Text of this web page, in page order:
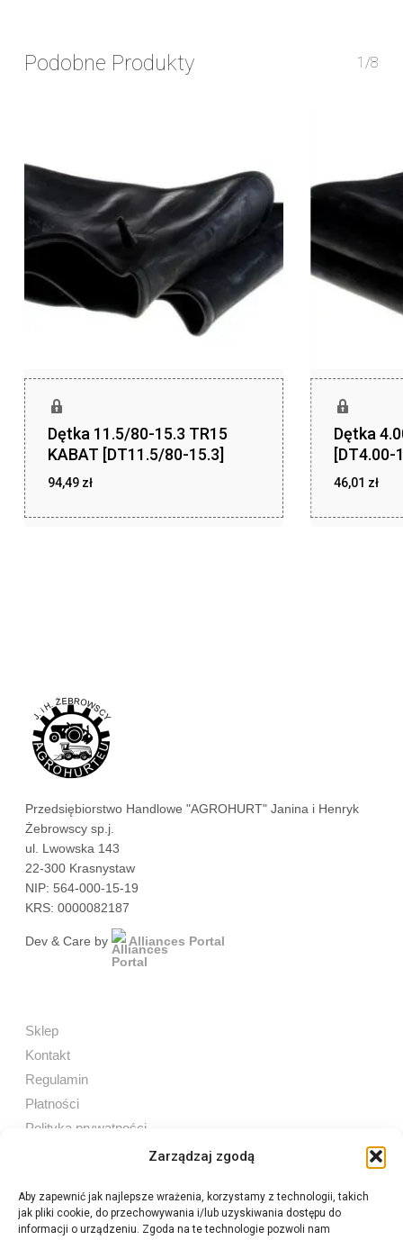
Zarządzaj zgodą
Aby zapewnić jak najlepsze wrażenia, korzystamy z technologii, takich
jak pliki cookie, do przechowywania i/lub uzyskiwania dostępu do
informacji o urządzeniu. Zgoda na te technologie pozwoli nam
Podobne Produkty 1/8
Dętka 11.5/80-15.3 TR15
KABAT [DT11.5/80-15.3]
94,49 zł
Dętka
[DT4.00-
46,01 zł
Przedsiębiorstwo Handlowe "AGROHURT" Janina i Henryk
Żebrowscy sp.j.
ul. Lwowska 143
22-300 Krasnystaw
NIP: 564-000-15-19
KRS: 0000082187
Dev & Care by Alliances Portal
Sklep
Kontakt
Regulamin
Płatności
Polityka prywatności
Sprzedaż internetowa
Tel:605 603 753